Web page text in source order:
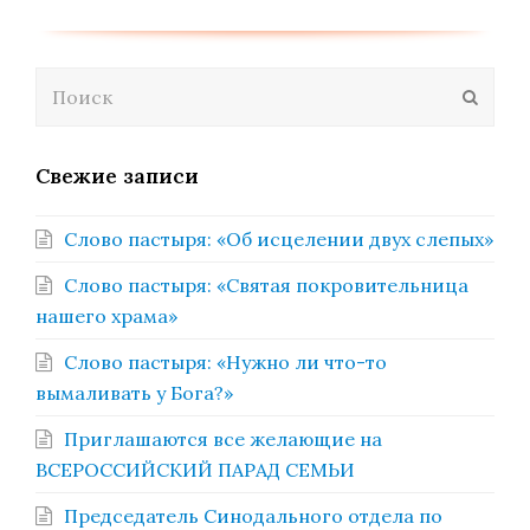
Свежие записи
Слово пастыря: «Об исцелении двух слепых»
Слово пастыря: «Святая покровительница
нашего храма»
Слово пастыря: «Нужно ли что-то
вымаливать у Бога?»
Приглашаются все желающие на
ВСЕРОССИЙСКИЙ ПАРАД СЕМЬИ
Председатель Синодального отдела по